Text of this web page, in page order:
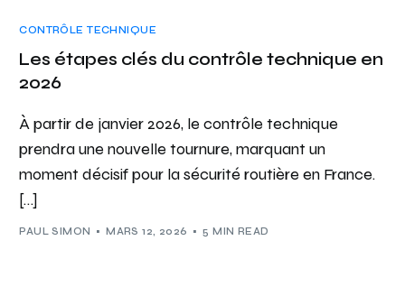
CONTRÔLE TECHNIQUE
Les étapes clés du contrôle technique en
2026
À partir de janvier 2026, le contrôle technique
prendra une nouvelle tournure, marquant un
moment décisif pour la sécurité routière en France.
[…]
PAUL SIMON MARS 12, 2026 5 MIN READ